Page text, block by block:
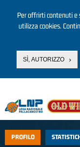
Per offrirti contenuti e
utilizza cookies.
SÌ, AUTORIZZO
PROFILO